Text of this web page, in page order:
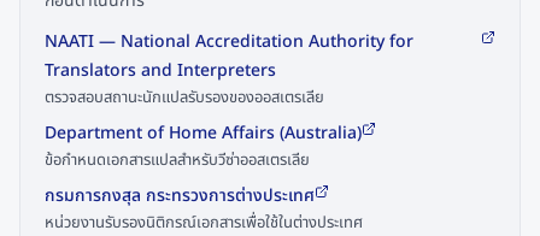
NAATI — National Accreditation Authority for
Translators and Interpreters
ตรวจสอบสถานะนักแปลรับรองของออสเตรเลีย
Department of Home Affairs (Australia)
ข้อกำหนดเอกสารแปลสำหรับวีซ่าออสเตรเลีย
กรมการกงสุล กระทรวงการต่างประเทศ
หน่วยงานรับรองนิติกรณ์เอกสารเพื่อใช้ในต่างประเทศ